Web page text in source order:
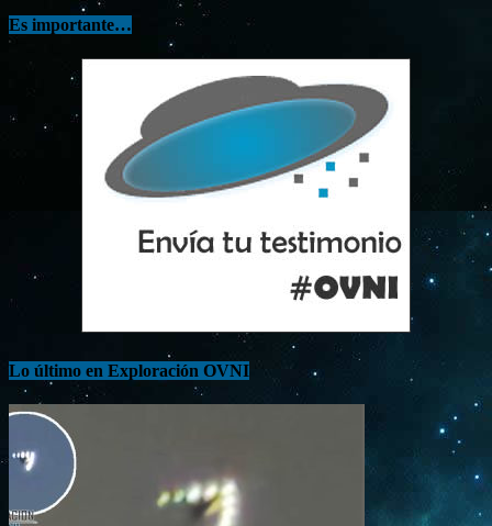
Es importante…
Lo último en Exploración OVNI